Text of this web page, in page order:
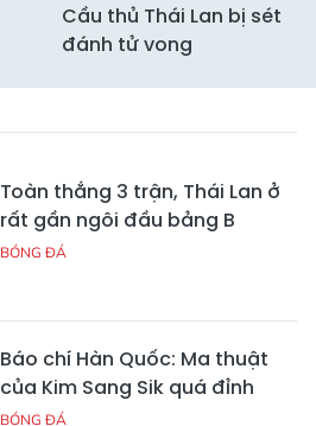
Cầu thủ Thái Lan bị sét
đánh tử vong
Toàn thắng 3 trận, Thái Lan ở
rất gần ngôi đầu bảng B
BÓNG ĐÁ
Báo chí Hàn Quốc: Ma thuật
của Kim Sang Sik quá đỉnh
BÓNG ĐÁ